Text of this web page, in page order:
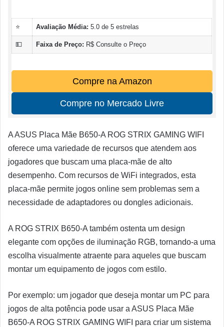
⭐ Avaliação Média: 5.0 de 5 estrelas
💵 Faixa de Preço: R$ Consulte o Preço
Compre na Amazon
Compre no Mercado Livre
A ASUS Placa Mãe B650-A ROG STRIX GAMING WIFI
oferece uma variedade de recursos que atendem aos
jogadores que buscam uma placa-mãe de alto
desempenho. Com recursos de WiFi integrados, esta
placa-mãe permite jogos online sem problemas sem a
necessidade de adaptadores ou dongles adicionais.
A ROG STRIX B650-A também ostenta um design
elegante com opções de iluminação RGB, tornando-a uma
escolha visualmente atraente para aqueles que buscam
montar um equipamento de jogos com estilo.
Por exemplo: um jogador que deseja montar um PC para
jogos de alta potência pode usar a ASUS Placa Mãe
B650-A ROG STRIX GAMING WIFI para criar um sistema